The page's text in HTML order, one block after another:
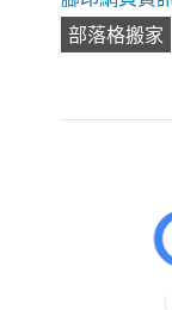
部落格搬家